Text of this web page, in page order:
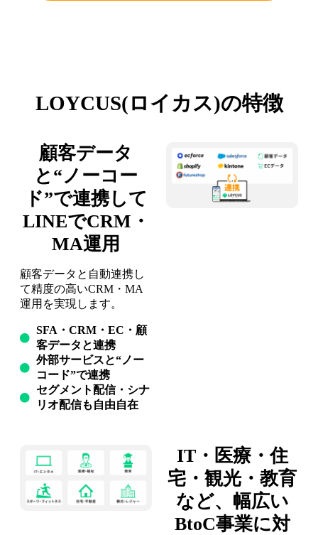
LOYCUS(ロイカス)の特徴​
顧客データ
と“ノーコー
ド”で連携して
LINEでCRM・
MA運用
顧客データと自動連携し
て精度の高いCRM・MA
運用を実現します。
SFA・CRM・EC・顧
客データと連携
外部サービスと“ノー
コード”で連携
セグメント配信・シナ
リオ配信も自由自在
IT・医療・住
宅・観光・教育
など、幅広い
BtoC事業に対